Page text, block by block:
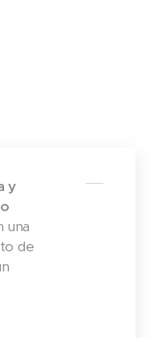
y
una
de